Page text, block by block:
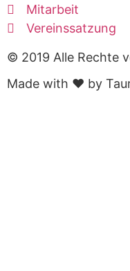
Mitarbeit
Vereinssatzung
© 2019 Alle Rechte
Made with ❤ by